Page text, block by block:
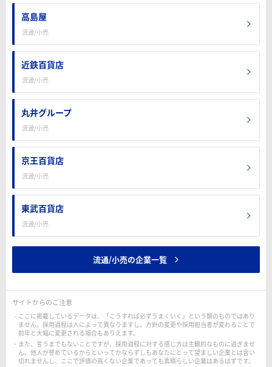
高島屋
流通/小売
近鉄百貨店
流通/小売
丸井グループ
流通/小売
京王百貨店
流通/小売
東武百貨店
流通/小売
流通/小売の企業一覧
サイトからのご注意
ここに掲載しているデータは、「こうすれば必ずうまくいく」という類のものではあり
ません。採用過程は人によって異なりますし、方針の変更や採用担当者が変わることで
前年と大幅に変更される場合もありえます。
また、言うまでもないことですが、採用過程に対する感じ方は主観的なものに過ぎませ
ん。他人が誉めているからといってかならずしもあなたにとって望ましい企業とは言い
切れませんし、ここで評価の高くない企業であっても素晴らしい企業はあるはずです。